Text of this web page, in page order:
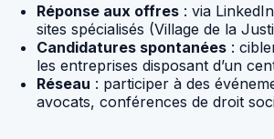
Réponse aux offres : via
sites spécialisés (Village de la
Candidatures spontanées :
les entreprises disposant d’un
Réseau : participer à des
avocats, conférences de droit